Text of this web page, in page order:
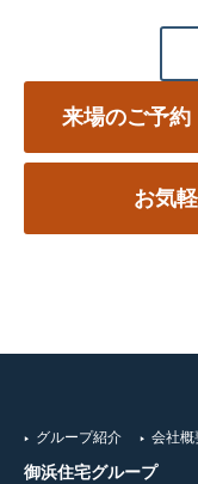
来場のご予約
お気
グループ紹介 会社概
御浜住宅グループ